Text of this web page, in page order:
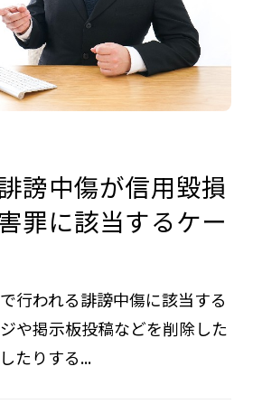
謗中傷が信用毀損
罪に該当するケー
行われる誹謗中傷に該当する
や掲示板投稿などを削除した
たりする...